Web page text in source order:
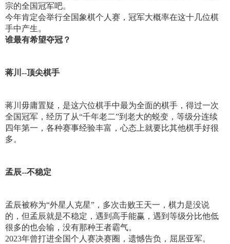
宗的全国冠军吧。
今年肯定会举行全国象棋个人赛，冠军大概率在这十几位棋
手中产生。
谁最有希望夺冠？
蒋川--顶尖棋手
蒋川毋庸置疑，是这六位棋手中最为全面的棋手，得过一次
全国冠军，经历了从“千年老二”到老大的蜕变，等级分连续
四年第一，各种赛事经验丰富，心态上就要比其他棋手好很
多。
孟辰--不稳定
孟辰被称为“外星人克星”，多次击败王天一，棋力是没说
的，但孟辰就是不稳定，遇到高手能赢，遇到等级分比他低
很多的也会输，没有那种王者霸气。
2023年曾打进全国个人赛决赛圈，遗憾告负，屈居亚军。